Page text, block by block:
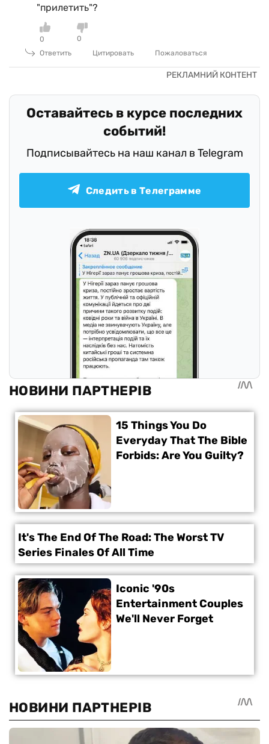
"прилетить"?
0
0
Ответить
Цитировать Пожаловаться
Оставайтесь в курсе последних
событий!
Подписывайтесь на наш канал в Telegram
Следить в Телеграмме